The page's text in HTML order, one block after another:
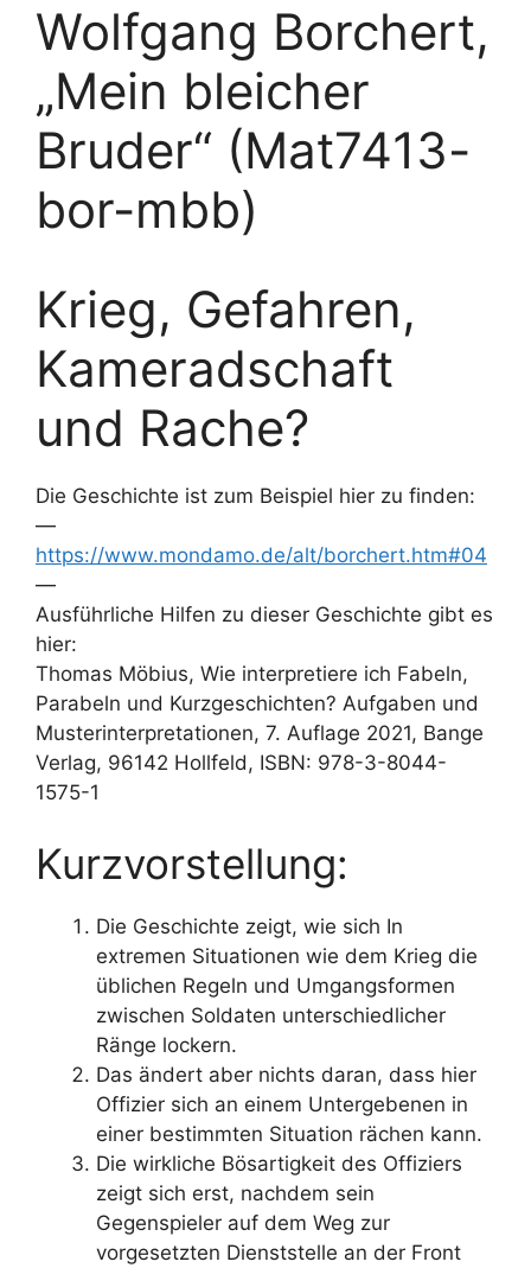
Wolfgang Borchert,
„Mein bleicher
Bruder“ (Mat7413-
bor-mbb)
Krieg, Gefahren,
Kameradschaft
und Rache?
Die Geschichte ist zum Beispiel hier zu finden:
—
https://www.mondamo.de/alt/borchert.htm#04
—
Ausführliche Hilfen zu dieser Geschichte gibt es
hier:
Thomas Möbius, Wie interpretiere ich Fabeln,
Parabeln und Kurzgeschichten? Aufgaben und
Musterinterpretationen, 7. Auflage 2021, Bange
Verlag, 96142 Hollfeld, ISBN: 978-3-8044-
1575-1
Kurzvorstellung:
Die Geschichte zeigt, wie sich In
extremen Situationen wie dem Krieg die
üblichen Regeln und Umgangsformen
zwischen Soldaten unterschiedlicher
Ränge lockern.
Das ändert aber nichts daran, dass hier
Offizier sich an einem Untergebenen in
einer bestimmten Situation rächen kann.
Die wirkliche Bösartigkeit des Offiziers
zeigt sich erst, nachdem sein
Gegenspieler auf dem Weg zur
vorgesetzten Dienststelle an der Front